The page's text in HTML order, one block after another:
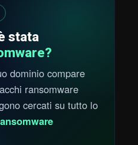
stata
dominio compare
ransomware
cercati su tutto lo